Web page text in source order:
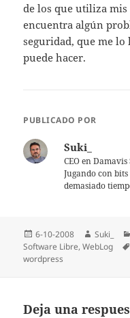
de los que utiliza
encuentra algún
seguridad, que me lo
puede hacer.
PUBLICADO POR
Suki_
CEO en
Jugando con
demasiado
Publicado
el
6-10-2008 Autor
Suki_
Software Libre,WebLog
wordpress
Deja una